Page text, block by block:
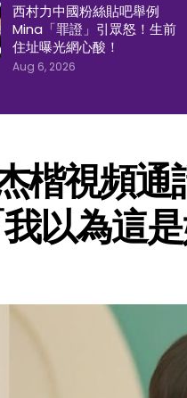
西村力中國粉絲貼吧舉例
Mina「罪證」引眾怒！生前
住址曝光網心酸！
Aug 6, 2026
楷視頻
以為這是